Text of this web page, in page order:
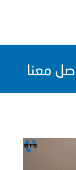
معنا